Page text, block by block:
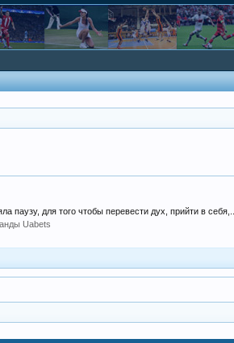
паузу, для того чтобы перевести дух, прийти в себя,...
Uabets